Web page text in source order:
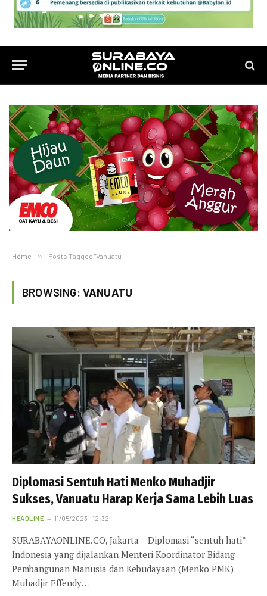
Home » Posts Tagged "Vanuatu"
BROWSING: VANUATU
Diplomasi Sentuh Hati Menko Muhadjir
Sukses, Vanuatu Harap Kerja Sama Lebih Luas
HEADLINE 11/05/2023 - 12:32
SURABAYAONLINE.CO, Jakarta – Diplomasi “sentuh hati”
Indonesia yang dijalankan Menteri Koordinator Bidang
Pembangunan Manusia dan Kebudayaan (Menko PMK)
Muhadjir Effendy…